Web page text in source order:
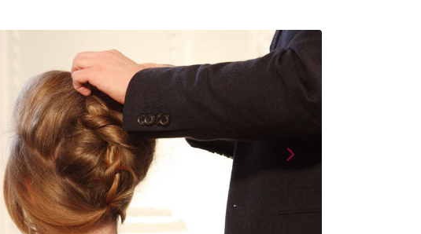
arrow_forward_iosNext